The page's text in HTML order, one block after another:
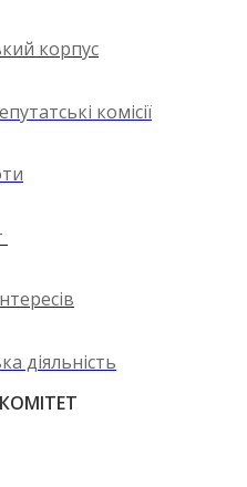
корпус
комісії
діяльність